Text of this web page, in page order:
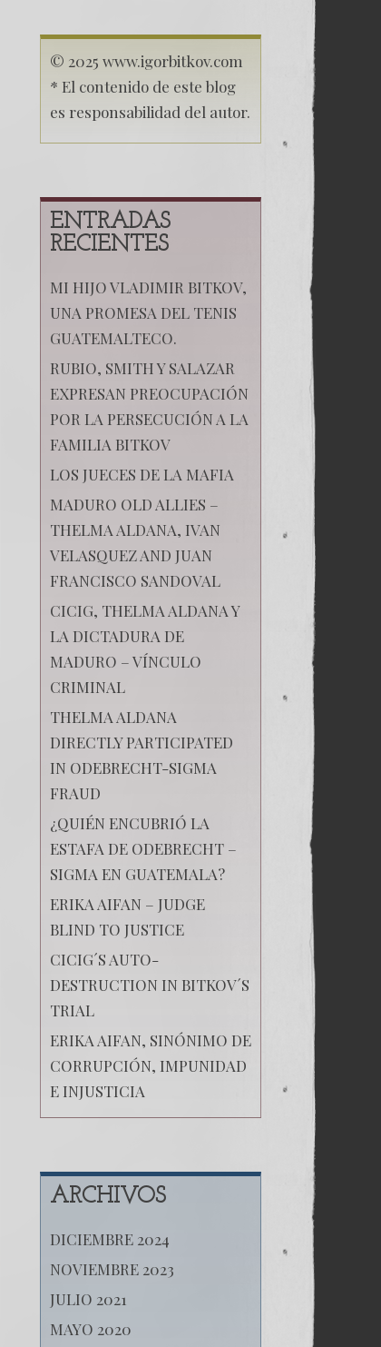
© 2025 www.igorbitkov.com
* El contenido de este blog
es responsabilidad del autor.
ENTRADAS
RECIENTES
MI HIJO VLADIMIR BITKOV,
UNA PROMESA DEL TENIS
GUATEMALTECO.
RUBIO, SMITH Y SALAZAR
EXPRESAN PREOCUPACIÓN
POR LA PERSECUCIÓN A LA
FAMILIA BITKOV
LOS JUECES DE LA MAFIA
MADURO OLD ALLIES –
THELMA ALDANA, IVAN
VELASQUEZ AND JUAN
FRANCISCO SANDOVAL
CICIG, THELMA ALDANA Y
LA DICTADURA DE
MADURO – VÍNCULO
CRIMINAL
THELMA ALDANA
DIRECTLY PARTICIPATED
IN ODEBRECHT-SIGMA
FRAUD
¿QUIÉN ENCUBRIÓ LA
ESTAFA DE ODEBRECHT –
SIGMA EN GUATEMALA?
ERIKA AIFAN – JUDGE
BLIND TO JUSTICE
CICIG´S AUTO-
DESTRUCTION IN BITKOV´S
TRIAL
ERIKA AIFAN, SINÓNIMO DE
CORRUPCIÓN, IMPUNIDAD
E INJUSTICIA
ARCHIVOS
DICIEMBRE 2024
NOVIEMBRE 2023
JULIO 2021
MAYO 2020